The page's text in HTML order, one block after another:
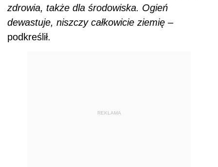
zdrowia, także dla środowiska. Ogień
dewastuje, niszczy całkowicie ziemię –
podkreślił.
REKLAMA